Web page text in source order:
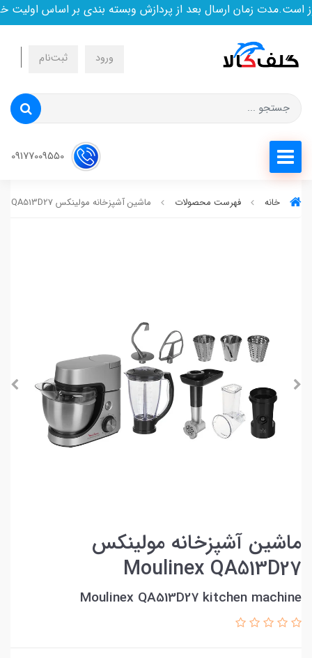
زمان ارسال بعد از پردازش وبسته بندی بر اساس اولیت
ورود ثبت‌نام
خانه فهرست محصولات ماشین آشپزخانه مولینکس Moulinex QA513D27
ماشین آشپزخانه مولینکس
Moulinex QA513D27
Moulinex QA513D27 kitchen machine